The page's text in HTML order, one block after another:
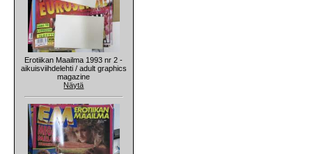
Erotiikan Maailma 1993 nr 2 -
aikuisviihdelehti / adult graphics
magazine
Näytä